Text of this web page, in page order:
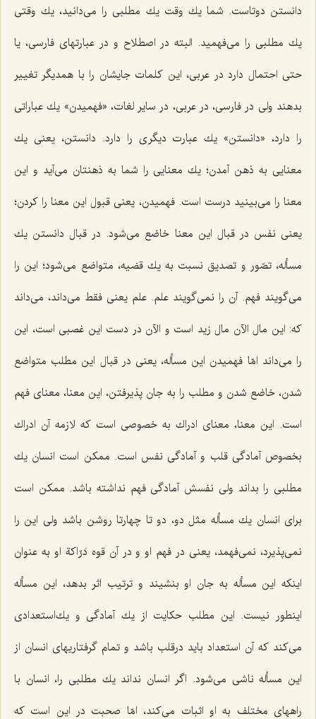
دانستن دوتاست. شما یك وقت یك مطلبی را می‌دانید، یك وقتی
یك مطلبی را می‌فهمید. البته در اصطلاح و در عبارتهای فارسی، یا
حتی احتمال دارد در عربی، این كلمات جایشان را با همدیگر تغییر
بدهند ولی در فارسی، در عربی، در سایر لغات، «فهمیدن» یك عباراتی
را دارد، «دانستن» یك عبارت دیگری را دارد. دانستن، یعنی یك
معنایی به ذهن آمدن؛ یك معنایی را شما به ذهنتان می‌آید و این
معنا را می‌بینید درست است. فهمیدن، یعنی قبول این معنا را كردن؛
یعنی نفس در قبال این معنا خاضع می‌شود. در قبال دانستن یك
مسأله، تصّور و تصدیق نسبت به یك قضیه، متواضع می‌شود؛ این را
می‌گویند فهم. آن را نمی‌گویند علم. علم یعنی فقط می‌داند، می‌داند
كه: این مال الآن مال زید است و الآن در دست این غصبی است، این
را می‌داند امّا فهمیدن این مسأله، یعنی در قبال این مطلب متواضع
شدن، خاضع شدن و مطلب را به جان پذیرفتن، این معنا، معنای فهم
است. این معنا، معنای ادراك به خصوصی است كه لازمه آن ادراك
بخصوص آمادگی قلب و آمادگی نفس است. ممكن است انسان یك
مطلبی را بداند ولی نفسش آمادگی فهم نداشته باشد. ممكن است
برای انسان یك مسأله مثل دو، دو تا چهارتا روشن باشد ولی این را
نمی‌پذیرد، نمی‌فهمد، یعنی در فهم او و در آن قوه دَرّاكة او به عنوان
اینكه این مسأله به جان او بنشیند و ترتیب اثر بدهد، این مسأله
اینطور نیست. این مطلب حكایت از یك آمادگی و یك‌استعدادی
می‌كند كه آن استعداد باید درقلب باشد و تمام گرفتاریهای انسان از
این مسأله ناشی می‌شود. اگر انسان نداند یك مطلبی را، انسان با
راههای مختلف به او اثبات می‌كند، امّا صحبت در این است كه